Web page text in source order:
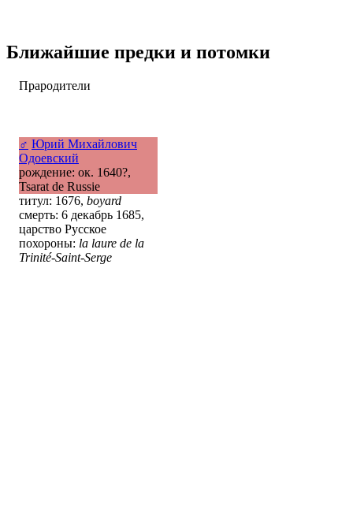
Ближайшие предки и потомки
Прародители
♂ Юрий Михайлович
Одоевский
рождение: ок. 1640?,
Tsarat de Russie
титул: 1676, boyard
смерть: 6 декабрь 1685,
царство Русское
похороны: la laure de la
Trinité-Saint-Serge